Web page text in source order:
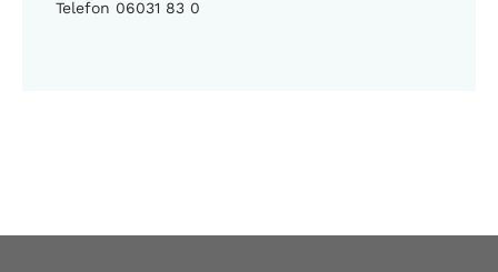
Telefon 06031 83 0